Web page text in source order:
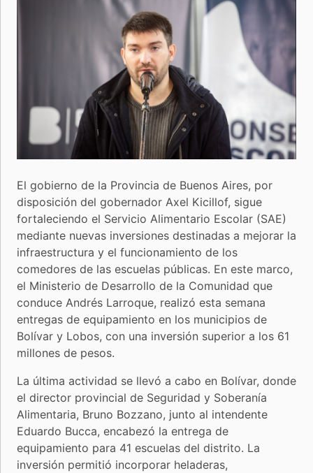
El gobierno de la Provincia de Buenos Aires, por
disposición del gobernador Axel Kicillof, sigue
fortaleciendo el Servicio Alimentario Escolar (SAE)
mediante nuevas inversiones destinadas a mejorar la
infraestructura y el funcionamiento de los
comedores de las escuelas públicas. En este marco,
el Ministerio de Desarrollo de la Comunidad que
conduce Andrés Larroque, realizó esta semana
entregas de equipamiento en los municipios de
Bolívar y Lobos, con una inversión superior a los 61
millones de pesos.
La última actividad se llevó a cabo en Bolívar, donde
el director provincial de Seguridad y Soberanía
Alimentaria, Bruno Bozzano, junto al intendente
Eduardo Bucca, encabezó la entrega de
equipamiento para 41 escuelas del distrito. La
inversión permitió incorporar heladeras,